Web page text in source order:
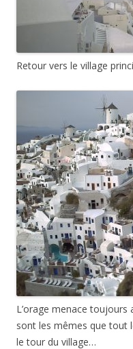
Retour vers le village
L’orage menace toujours
sont les mêmes que tout
le tour du village…